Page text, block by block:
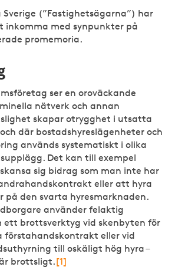
(”Fastighetsägarna”) har
med synpunkter på
promemoria.
ser en oroväckande
nätverk och annan
skapar otrygghet i utsatta
där bostadshyreslägenheter och
används systematiskt i olika
Det kan till exempel
sig bidrag som man inte har
eller att hyra
på den svarta hyresmarknaden.
använder felaktig
ett brottsverktyg vid skenbyten för
förstahandskontrakt eller vid
till oskäligt hög hyra –
brottsligt.[1]